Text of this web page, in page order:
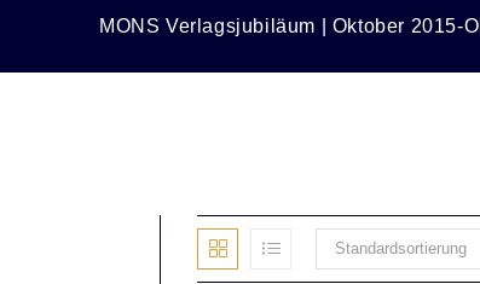
MONS Verlagsjubiläum | Oktober 2015-
Standardsortierung